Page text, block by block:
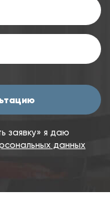
заявку» я даю
данных